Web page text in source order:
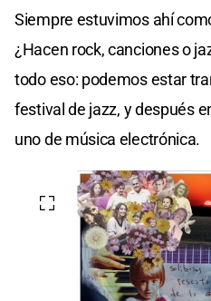
Siempre estuvimos ahí
¿Hacen rock, canciones o
todo eso: podemos estar
festival de jazz, y después
uno de música electrónica.